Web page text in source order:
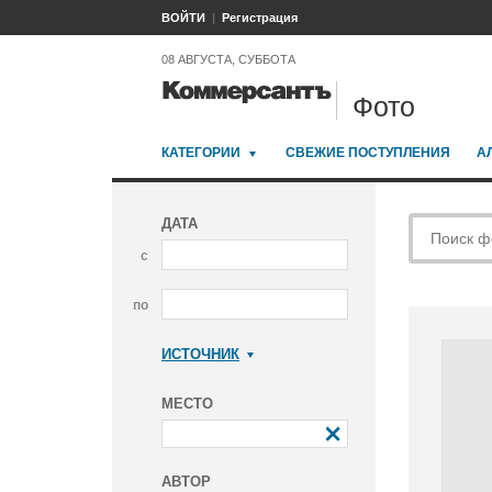
ВОЙТИ Регистрация
08 АВГУСТА, СУББОТА
Фото
КАТЕГОРИИ СВЕЖИЕ ПОСТУПЛЕНИЯ
ДАТА
с
по
ИСТОЧНИК
МЕСТО
АВТОР